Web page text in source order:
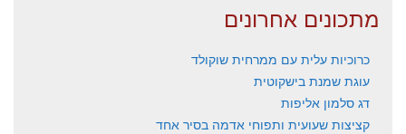
מתכונים אחרונים
כרוכיות עלית עם ממרחית שוקולד
עוגת שמנת בישקוטית
דג סלמון אליפות
קציצות שעועית ותפוחי אדמה בסיר אחד